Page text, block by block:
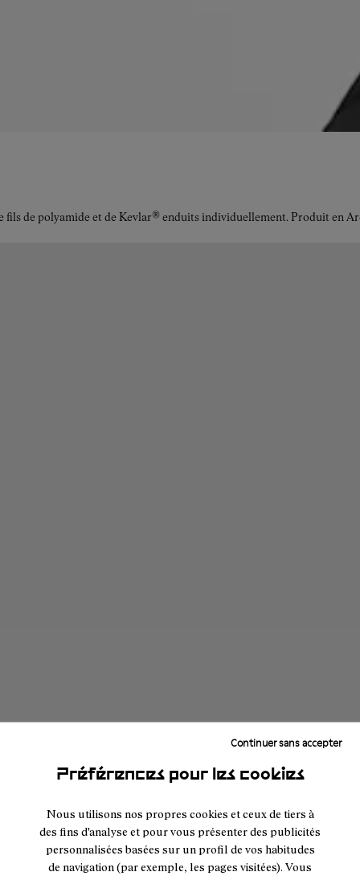
Préférences pour les cookies
Nous utilisons nos propres cookies et ceux de tiers à
des fins d'analyse et pour vous présenter des publicités
personnalisées basées sur un profil de vos habitudes
de navigation (par exemple, les pages visitées). Vous
Continuer sans accepter
de polyamide et de Kevlar® enduits individuellement. Produit en